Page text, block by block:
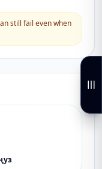
still fail even when